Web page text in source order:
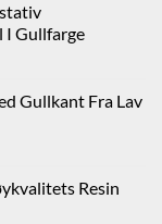
I Gullfarge
Gullkant Fra Lav
Resin